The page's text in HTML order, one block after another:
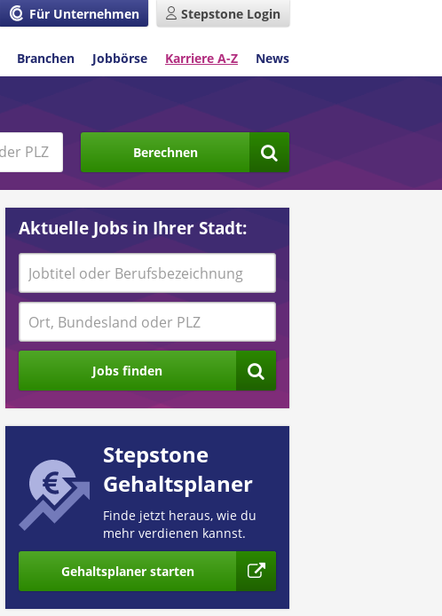
Für Unternehmen Stepstone Login
Branchen Jobbörse Karriere A-Z News
Berechnen
Aktuelle Jobs in Ihrer Stadt:
Jobs finden
Stepstone
Gehaltsplaner
Finde jetzt heraus, wie du
mehr verdienen kannst.
Gehaltsplaner starten